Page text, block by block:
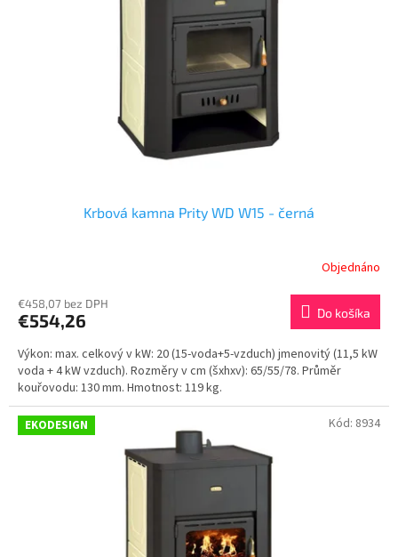
Krbová kamna Prity WD W15 - černá
Objednáno
€458,07 bez DPH
€554,26 Do košíka
Výkon: max. celkový v kW: 20 (15-voda+5-vzduch) jmenovitý (11,5 kW
voda + 4 kW vzduch). Rozměry v cm (šxhxv): 65/55/78. Průměr
kouřovodu: 130 mm. Hmotnost: 119 kg.
EKODESIGN Kód: 8934